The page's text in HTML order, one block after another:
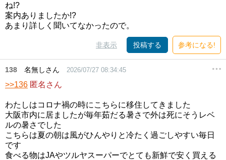
ね!?
案内ありましたか!?
あまり詳しく聞いてなかったので。
非表示 投稿する 参考になる!
138 名無しさん 2026/07/27 08:34:45
>>136 匿名さん
わたしはコロナ禍の時にこちらに移住してきました
大阪市内に居ましたが毎年茹だる暑さで外は死にそうレベ
ルの暑さでした
こちらは夏の朝は風がひんやりと冷たく過ごしやすい毎日
です
食べる物はJAやツルヤスーパーでとても新鮮で安く買える